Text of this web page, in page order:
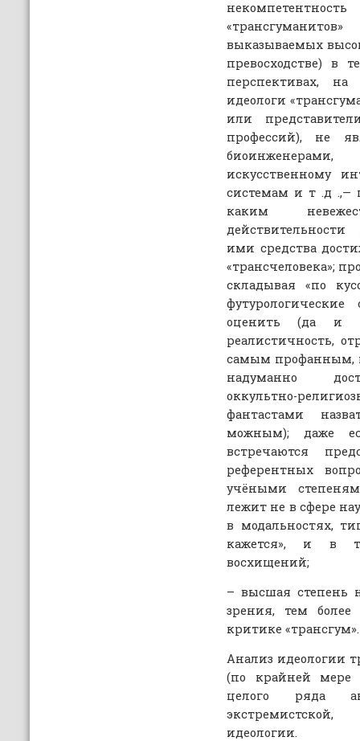
выказываемых
превосходстве) в
перспективах,
идеологи
или
профессий), не
искусственному
системам и т .д .,—
каким
ими средства
«трансчеловека»;
складывая «по
оценить (да и
реалистичность,
самым профанным,
надуманно
оккультно-
фантастами
можным); даже
встречаются
референтных
учёными
лежит не в сфере
в модальностях,
кажется», и в
восхищений;
– высшая степень
зрения, тем
критике «трансгум».
Анализ идеологии
(по крайней мере
целого ряда
экстремистской,
идеологии.